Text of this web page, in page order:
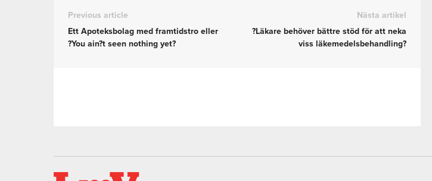
Previous article
Ett Apoteksbolag med framtidstro eller
?You ain?t seen nothing yet?
Nästa artikel
?Läkare behöver bättre stöd för att neka
viss läkemedelsbehandling?